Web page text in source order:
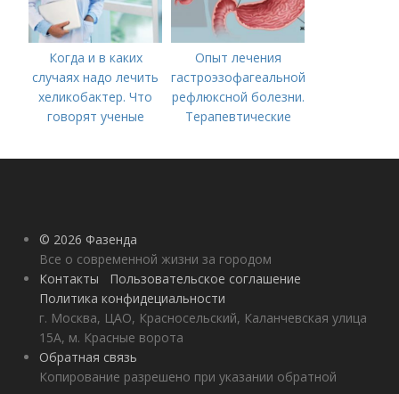
Когда и в каких
случаях надо лечить
хеликобактер. Что
говорят ученые
Опыт лечения
гастроэзофагеальной
рефлюксной болезни.
Терапевтические
гастроэзофагеальной
© 2026 Фазенда
Все о современной жизни за городом
Контакты
Пользовательское соглашение
Политика конфидециальности
г. Москва, ЦАО, Красносельский, Каланчевская улица
15А, м. Красные ворота
Обратная связь
Копирование разрешено при указании обратной